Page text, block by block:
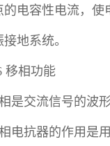
的电容性电流，使
地系统。
移相功能
是交流信号的波
电抗器的作用是